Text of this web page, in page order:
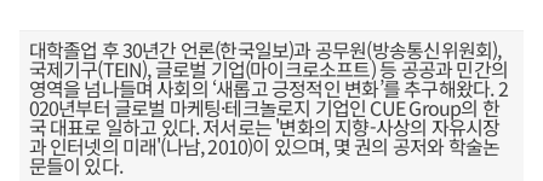
대학졸업 후 30년간 언론(한국일보)과 공무원(방송통신위원회),
국제기구(TEIN), 글로벌 기업(마이크로소프트) 등 공공과 민간의
영역을 넘나들며 사회의 ‘새롭고 긍정적인 변화’를 추구해왔다. 2
020년부터 글로벌 마케팅·테크놀로지 기업인 CUE Group의 한
국 대표로 일하고 있다. 저서로는 '변화의 지향-사상의 자유시장
과 인터넷의 미래'(나남, 2010)이 있으며, 몇 권의 공저와 학술논
문들이 있다.